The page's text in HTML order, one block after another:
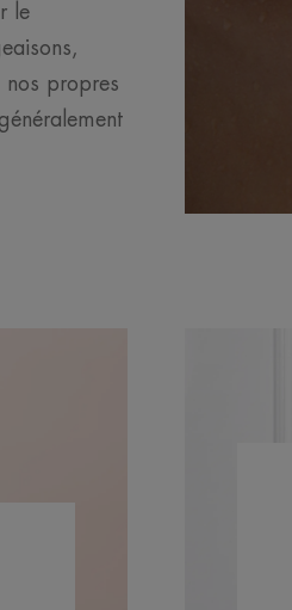
le
nos propres